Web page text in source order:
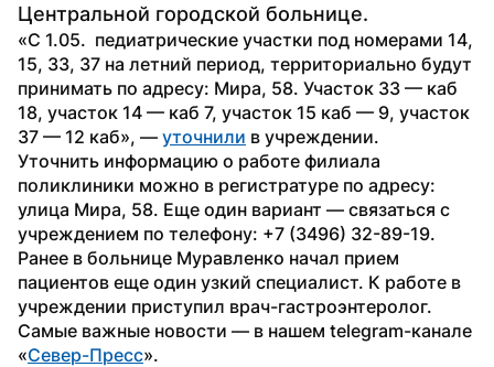
Центральной городской больнице.
«С 1.05.  педиатрические участки под номерами 14,
15, 33, 37 на летний период, территориально будут
принимать по адресу: Мира, 58. Участок 33 — каб
18, участок 14 — каб 7, участок 15 каб — 9, участок
37 — 12 каб», — уточнили в учреждении.
Уточнить информацию о работе филиала
поликлиники можно в регистратуре по адресу:
улица Мира, 58. Еще один вариант — связаться с
учреждением по телефону: +7 (3496) 32-89-19.
Ранее в больнице Муравленко начал прием
пациентов еще один узкий специалист. К работе в
учреждении приступил врач-гастроэнтеролог.
Самые важные новости — в нашем telegram-канале
«Север-Пресс».